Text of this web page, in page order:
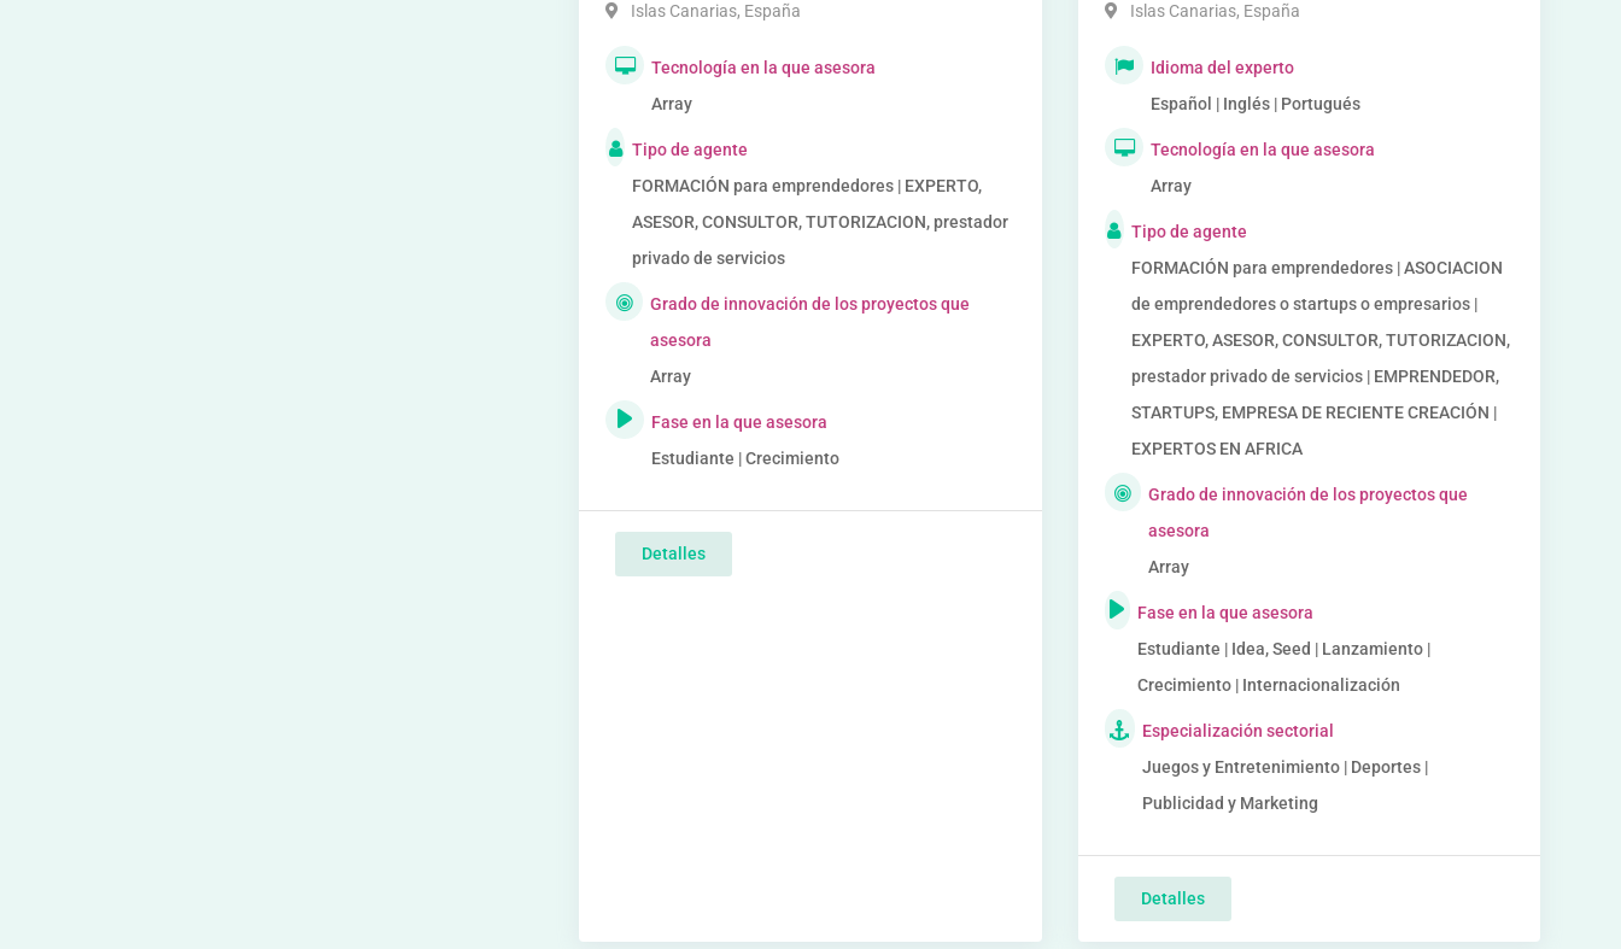
Islas Canarias, España
Tecnología en la que asesora
Array
Tipo de agente
FORMACIÓN para emprendedores | EXPERTO,
ASESOR, CONSULTOR, TUTORIZACION, prestador
privado de servicios
Grado de innovación de los proyectos que
asesora
Array
Fase en la que asesora
Estudiante | Crecimiento
Detalles
Islas Canarias, España
Idioma del experto
Español | Inglés | Portugués
Tecnología en la que asesora
Array
Tipo de agente
FORMACIÓN para emprendedores | ASOCIACION
de emprendedores o startups o empresarios |
EXPERTO, ASESOR, CONSULTOR, TUTORIZACION,
prestador privado de servicios | EMPRENDEDOR,
STARTUPS, EMPRESA DE RECIENTE CREACIÓN |
EXPERTOS EN AFRICA
Grado de innovación de los proyectos que
asesora
Array
Fase en la que asesora
Estudiante | Idea, Seed | Lanzamiento |
Crecimiento | Internacionalización
Especialización sectorial
Juegos y Entretenimiento | Deportes |
Publicidad y Marketing
Detalles